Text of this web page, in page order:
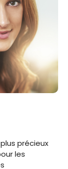
précieux
les